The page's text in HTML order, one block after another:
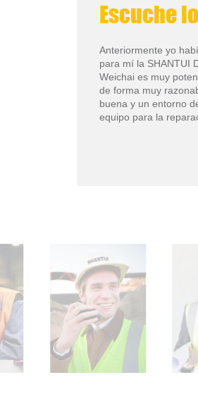
Escuche
Anteriormente yo
para mí la SHANTUI
Weichai es muy
de forma muy
buena y un entorno
equipo para la